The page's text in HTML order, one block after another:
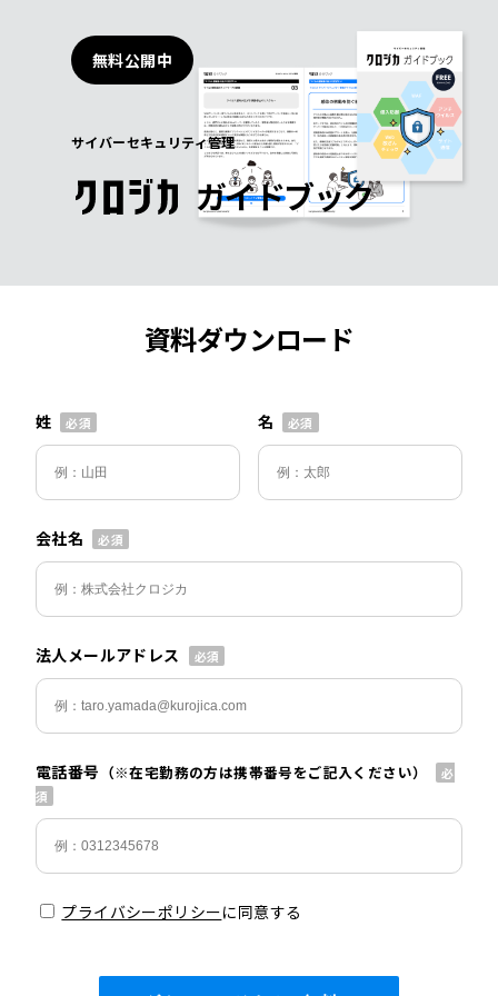
無料公開中
サイバーセキュリティ管理
ガイドブック
資料ダウンロード
姓 名
会社名
法人メールアドレス
電話番号 （※在宅勤務の方は携帯番号をご記入ください）
プライバシーポリシーに同意する